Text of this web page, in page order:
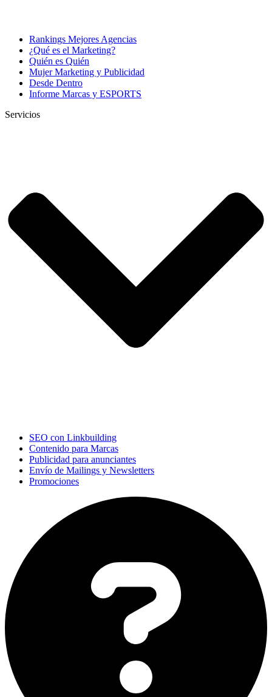
Rankings Mejores Agencias
¿Qué es el Marketing?
Quién es Quién
Mujer Marketing y Publicidad
Desde Dentro
Informe Marcas y ESPORTS
Servicios
SEO con Linkbuilding
Contenido para Marcas
Publicidad para anunciantes
Envío de Mailings y Newsletters
Promociones